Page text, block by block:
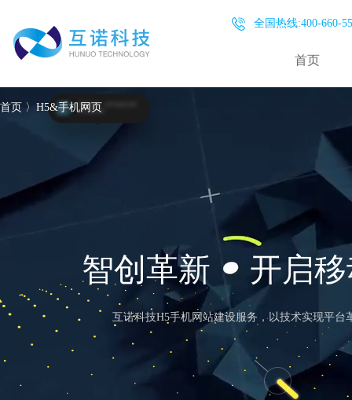
全国热线:400-660-
首页
首页 〉 H5&手机网页
智创革新 开启
互诺科技H5手机网站建设服务，以技术实现平台